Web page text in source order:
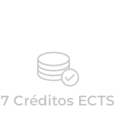
7 Créditos ECTS